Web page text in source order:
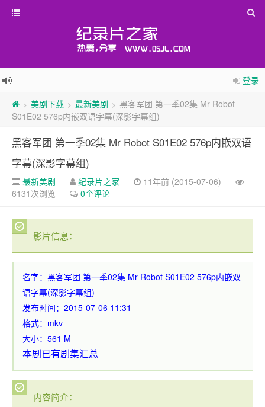
登录
> 美剧下载 > 最新美剧 > 黑客军团 第一季02集 Mr Robot
S01E02 576p内嵌双语字幕(深影字幕组)
黑客军团 第一季02集 Mr Robot S01E02 576p内嵌双语
字幕(深影字幕组)
最新美剧 纪录片之家
11年前 (2015-07-06)
6131次浏览
0个评论
影片信息：
名字：黑客军团 第一季02集 Mr Robot S01E02 576p内嵌双
语字幕(深影字幕组)
发布时间：2015-07-06 11:31
格式：mkv
大小：561 M
本剧已有剧集汇总
内容简介：